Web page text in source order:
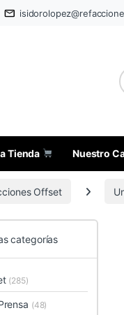
Tienda Nuestro
Offset
categorías
(285)
(48)